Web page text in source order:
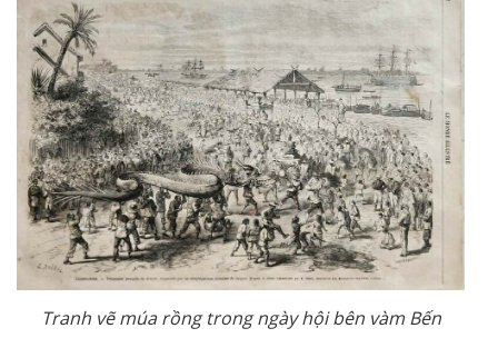
Tranh vẽ múa rồng trong ngày hội bên vàm Bến